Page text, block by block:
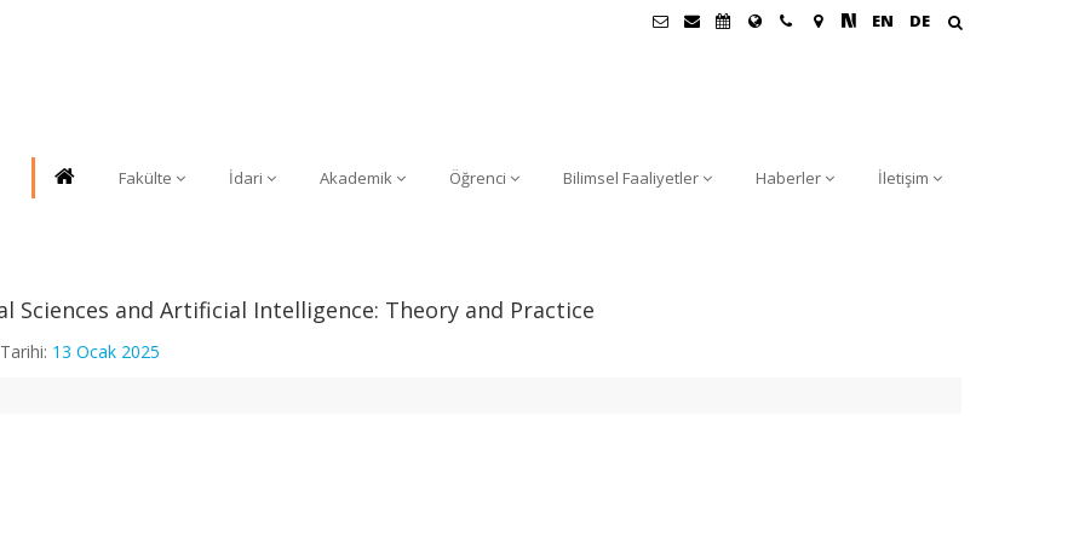
EN DE
Fakülte İdari Akademik Öğrenci Bilimsel Faaliyetler Haberler İletişim
Sciences and Artificial Intelligence: Theory and Practice
13 Ocak 2025